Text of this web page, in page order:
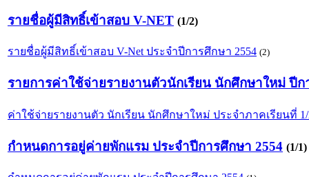
รายชื่อผู้มีสิทธิ์เข้าสอบ V-NET (1/2)
รายชื่อผู้มีสิทธิ์เข้าสอบ V-Net ประจำปีการศึกษา 2554 (2)
รายการค่าใช้จ่ายรายงานตัวนักเรียน นักศึกษาใหม่ ปีก
ค่าใช้จ่ายรายงานตัว นักเรียน นักศึกษาใหม่ ประจำภาคเรียนที่ 1/
กำหนดการอยู่ค่ายพักแรม ประจำปีการศึกษา 2554 (1/1)